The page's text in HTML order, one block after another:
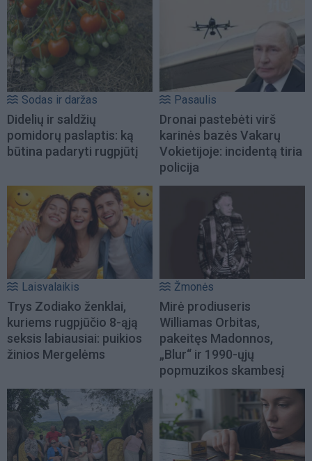
Sodas ir daržas
Didelių ir saldžių
pomidorų paslaptis: ką
būtina padaryti rugpjūtį
Pasaulis
Dronai pastebėti virš
karinės bazės Vakarų
Vokietijoje: incidentą tiria
policija
Laisvalaikis
Trys Zodiako ženklai,
kuriems rugpjūčio 8-ąją
seksis labiausiai: puikios
žinios Mergelėms
Žmonės
Mirė prodiuseris
Williamas Orbitas,
pakeitęs Madonnos,
„Blur“ ir 1990-ųjų
popmuzikos skambesį